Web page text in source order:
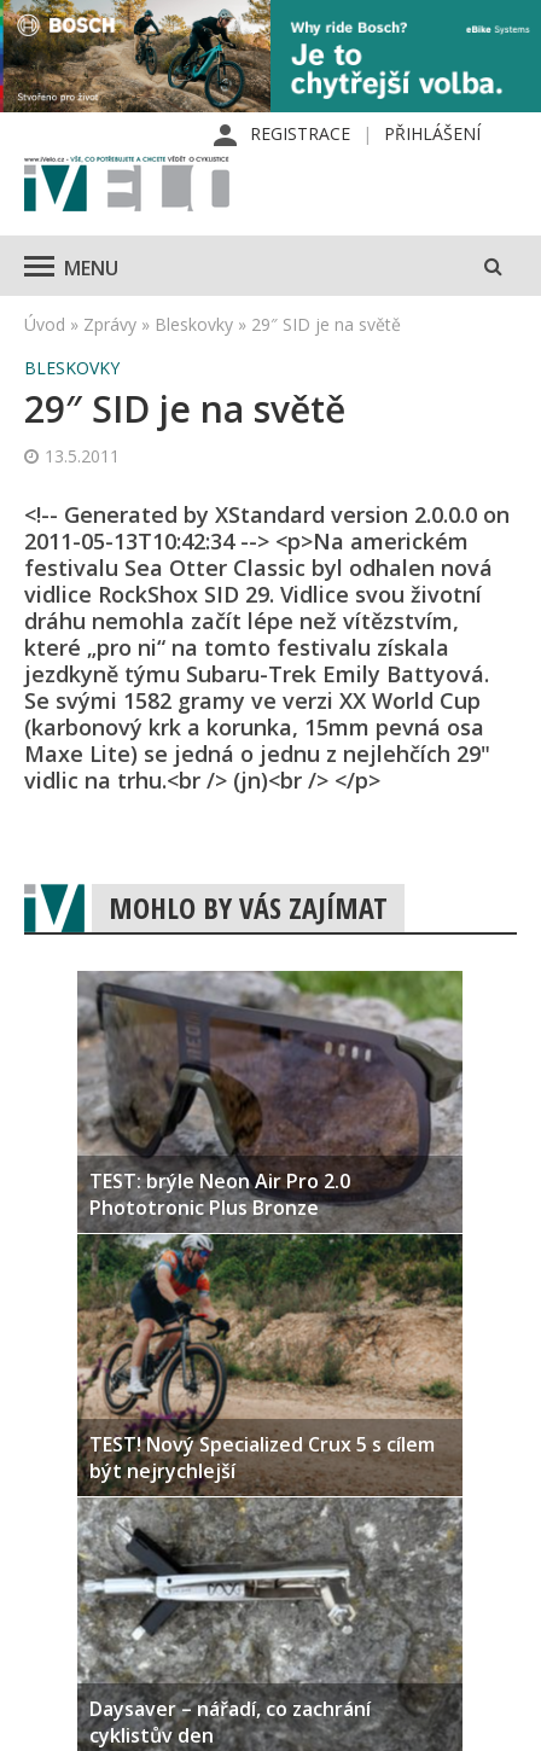
REGISTRACE PŘIHLÁŠENÍ
MENU
Úvod » Zprávy » Bleskovky » 29″ SID je na světě
BLESKOVKY
29″ SID je na světě
13.5.2011
<!-- Generated by XStandard version 2.0.0.0 on
2011-05-13T10:42:34 --> <p>Na americkém
festivalu Sea Otter Classic byl odhalen nová
vidlice RockShox SID 29. Vidlice svou životní
dráhu nemohla začít lépe než vítězstvím,
které „pro ni“ na tomto festivalu získala
jezdkyně týmu Subaru-Trek Emily Battyová.
Se svými 1582 gramy ve verzi XX World Cup
(karbonový krk a korunka, 15mm pevná osa
Maxe Lite) se jedná o jednu z nejlehčích 29"
vidlic na trhu.<br /> (jn)<br /> </p>
MOHLO BY VÁS ZAJÍMAT
TEST: brýle Neon Air Pro 2.0
Phototronic Plus Bronze
TEST! Nový Specialized Crux 5 s cílem
být nejrychlejší
Daysaver – nářadí, co zachrání
cyklistův den